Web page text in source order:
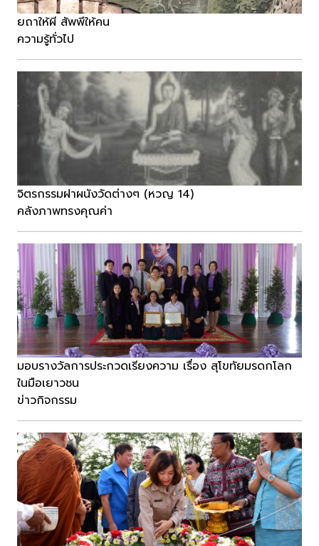
ยถาให้ผี สัพพีให้คน
ความรู้ทั่วไป
จิตรกรรมฝาผนังวัดต่างๆ (หวญ 14)
คลังภาพทรงคุณค่า
มอบรางวัลการประกวดเรียงความ เรื่อง สุโขทัยมรดกโลก
ในมือเยาวชน
ข่าวกิจกรรม